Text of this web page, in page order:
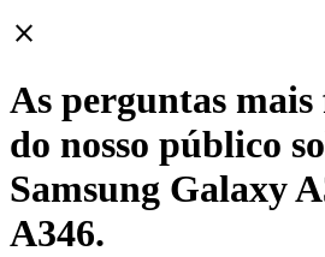
close
As perguntas mais
do nosso público
Samsung Galaxy
A346.